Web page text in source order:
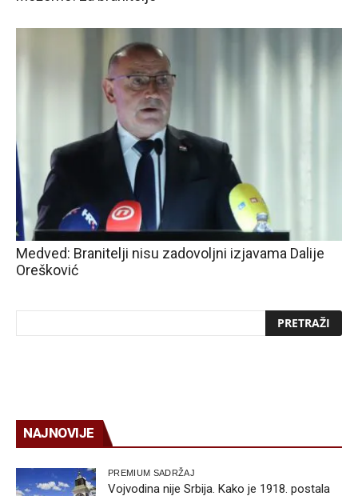
Medved: Branitelji nisu zadovoljni izjavama Dalije
Orešković
NAJNOVIJE
PREMIUM SADRŽAJ
Vojvodina nije Srbija. Kako je 1918. postala